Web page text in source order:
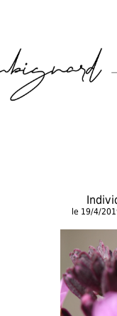
le 19/4/